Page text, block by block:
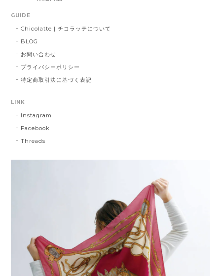
GUIDE
Chicolatte | チコラッテについて
BLOG
お問い合わせ
プライバシーポリシー
特定商取引法に基づく表記
LINK
Instagram
Facebook
Threads